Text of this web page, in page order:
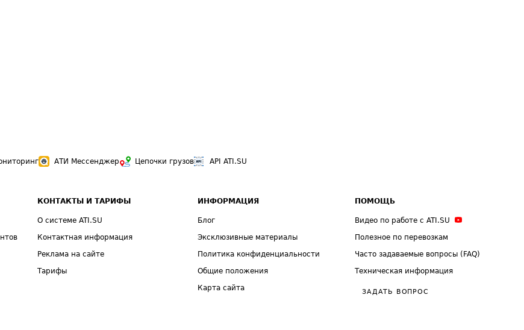
АТИ Мессенджер Цепочки грузов API ATI.SU
КОНТАКТЫ И ТАРИФЫ
О системе ATI.SU
Контактная информация
Реклама на сайте
Тарифы
ИНФОРМАЦИЯ
Блог
Эксклюзивные материалы
Политика конфиденциальности
Общие положения
Карта сайта
ПОМОЩЬ
Видео по работе с ATI.SU
Полезное по перевозкам
Часто задаваемые вопросы (FAQ)
Техническая информация
ЗАДАТЬ ВОПРОС